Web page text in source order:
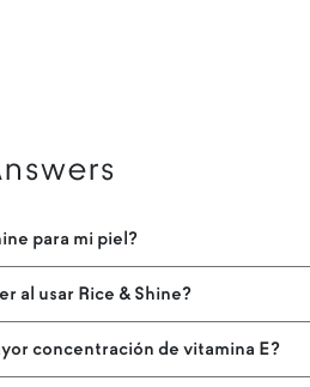
para mi piel?
al usar Rice & Shine?
concentración de vitamina E?